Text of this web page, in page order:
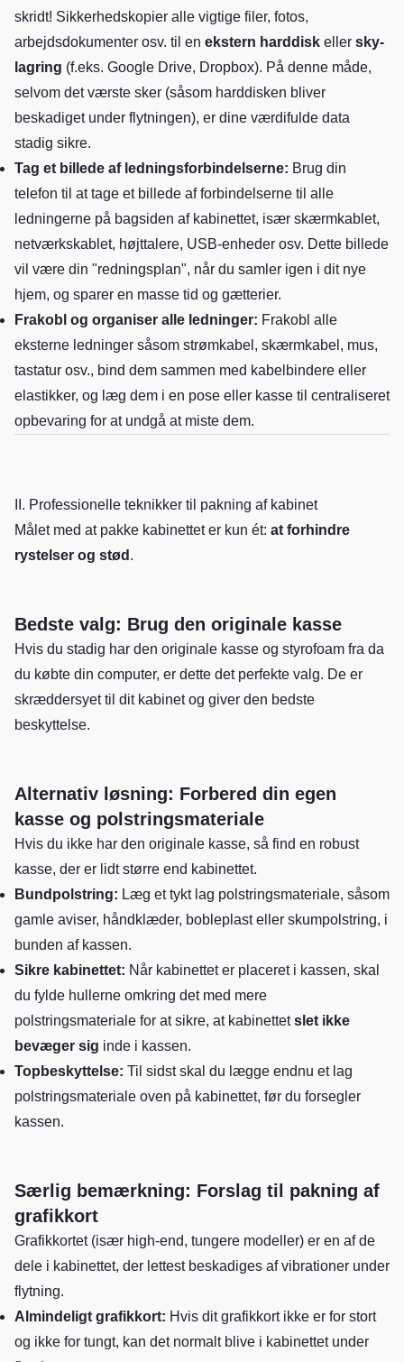
skridt! Sikkerhedskopier alle vigtige filer, fotos,
arbejdsdokumenter osv. til en ekstern harddisk eller sky-
lagring (f.eks. Google Drive, Dropbox). På denne måde,
selvom det værste sker (såsom harddisken bliver
beskadiget under flytningen), er dine værdifulde data
stadig sikre.
Tag et billede af ledningsforbindelserne: Brug din
telefon til at tage et billede af forbindelserne til alle
ledningerne på bagsiden af kabinettet, især skærmkablet,
netværkskablet, højttalere, USB-enheder osv. Dette billede
vil være din "redningsplan", når du samler igen i dit nye
hjem, og sparer en masse tid og gætterier.
Frakobl og organiser alle ledninger: Frakobl alle
eksterne ledninger såsom strømkabel, skærmkabel, mus,
tastatur osv., bind dem sammen med kabelbindere eller
elastikker, og læg dem i en pose eller kasse til centraliseret
opbevaring for at undgå at miste dem.
II. Professionelle teknikker til pakning af kabinet
Målet med at pakke kabinettet er kun ét: at forhindre
rystelser og stød .
Bedste valg: Brug den originale kasse
Hvis du stadig har den originale kasse og styrofoam fra da
du købte din computer, er dette det perfekte valg. De er
skræddersyet til dit kabinet og giver den bedste
beskyttelse.
Alternativ løsning: Forbered din egen
kasse og polstringsmateriale
Hvis du ikke har den originale kasse, så find en robust
kasse, der er lidt større end kabinettet.
Bundpolstring: Læg et tykt lag polstringsmateriale, såsom
gamle aviser, håndklæder, bobleplast eller skumpolstring, i
bunden af kassen.
Sikre kabinettet: Når kabinettet er placeret i kassen, skal
du fylde hullerne omkring det med mere
polstringsmateriale for at sikre, at kabinettetslet ikke
bevæger sig inde i kassen.
Topbeskyttelse: Til sidst skal du lægge endnu et lag
polstringsmateriale oven på kabinettet, før du forsegler
kassen.
Særlig bemærkning: Forslag til pakning af
grafikkort
Grafikkortet (især high-end, tungere modeller) er en af de
dele i kabinettet, der lettest beskadiges af vibrationer under
flytning.
Almindeligt grafikkort: Hvis dit grafikkort ikke er for stort
og ikke for tungt, kan det normalt blive i kabinettet under